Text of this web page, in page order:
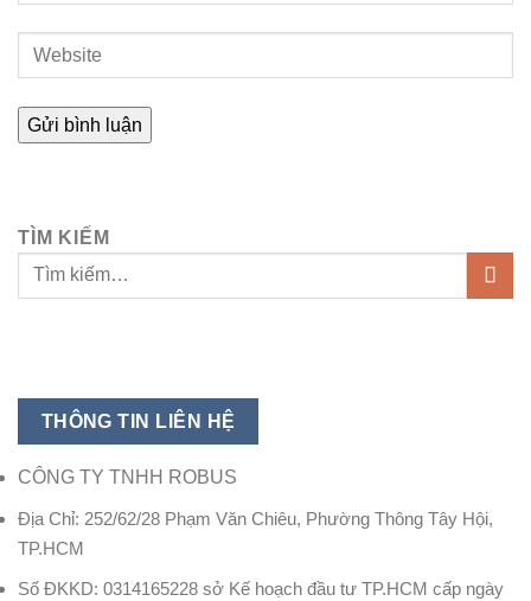
TÌM KIẾM
THÔNG TIN LIÊN HỆ
CÔNG TY TNHH ROBUS
Địa Chỉ: 252/62/28 Phạm Văn Chiêu, Phường Thông Tây Hội,
TP.HCM
Số ĐKKD: 0314165228 sở Kế hoạch đầu tư TP.HCM cấp ngày